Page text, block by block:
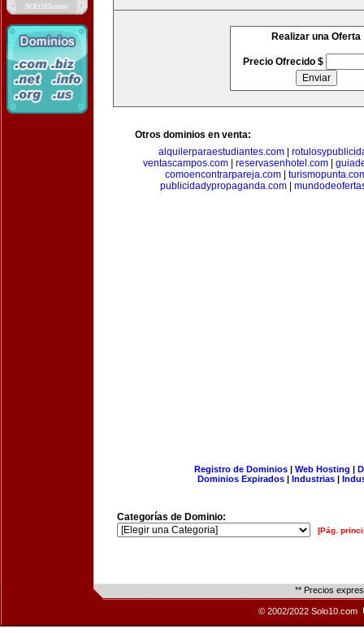
Realizar una Oferta
Precio Ofrecido $
Otros dominios en venta:
alquilerparaestudiantes.com
ventascampos.com| reservasenhotel.com|
comoencontrarpareja.com
publicidadypropaganda.com|
Registro de Dominios| Web Hosting |
Dominios Expirados | Industrias |
Categorías de Dominio:
[Pág.
** Precios
© 2002/2022 Solo10.com